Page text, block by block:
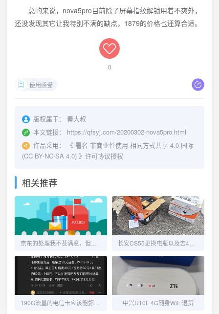
总的来说，nova5pro目前除了屏幕指纹解锁用着不爽外，
还没发现其它让我特别不满的缺点，1879的价格也还算合适。
0
使用感受
版权属于：
秦大叔
本文链接：
https://qfsyj.com/20200302-nova5pro.html
作品采用：
《 署名-非商业性使用-相同方式共享 4.0 国际
(CC BY-NC-SA 4.0) 》许可协议授权
相关推荐
中兴U10L 4G随身WiFi退货